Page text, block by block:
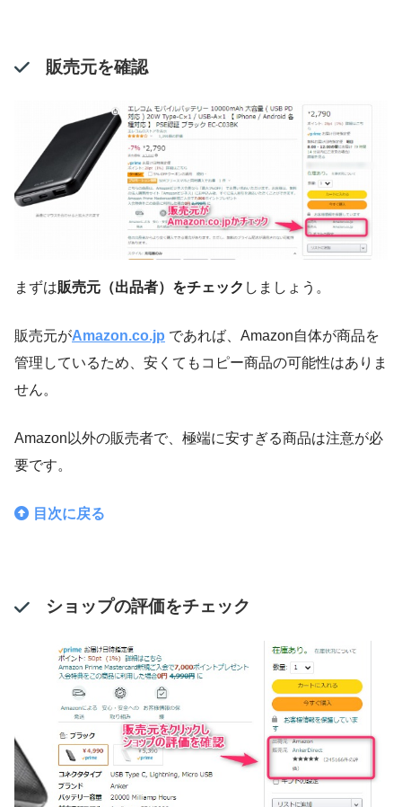
販売元を確認
まずは販売元（出品者）をチェック しましょう。
販売元がAmazon.co.jp であれば、Amazon自体が商品を
管理しているため、安くてもコピー商品の可能性はありま
せん。
Amazon以外の販売者で、極端に安すぎる商品は注意が必
要です。
目次に戻る
ショップの評価をチェック